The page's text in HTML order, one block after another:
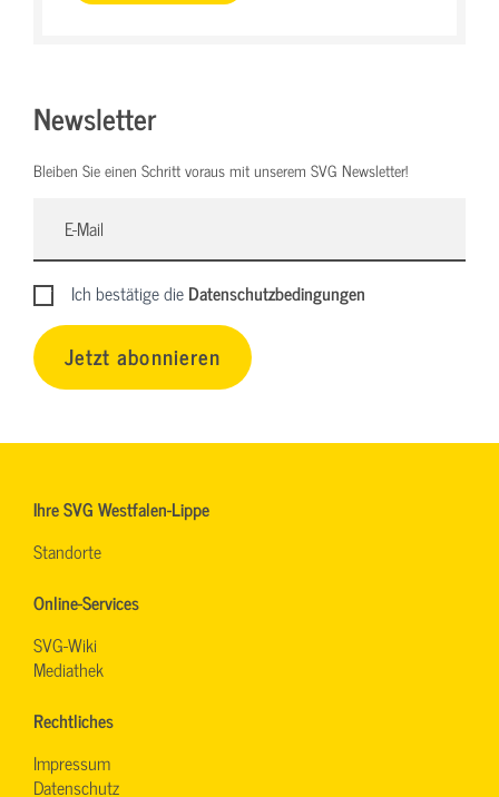
Newsletter
Bleiben Sie einen Schritt voraus mit unserem SVG Newsletter!
Ich bestätige dieDatenschutzbedingungen
Jetzt abonnieren
Ihre SVG Westfalen-Lippe
Standorte
Online-Services
SVG-Wiki
Mediathek
Rechtliches
Impressum
Datenschutz